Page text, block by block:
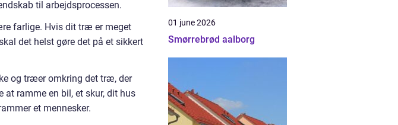
til arbejdsprocessen.
farlige. Hvis dit træ er meget
det helst gøre det på et sikkert
og træer omkring det træ, der
at ramme en bil, et skur, dit hus
et mennesker.
01 june 2026
Smørrebrød aalborg